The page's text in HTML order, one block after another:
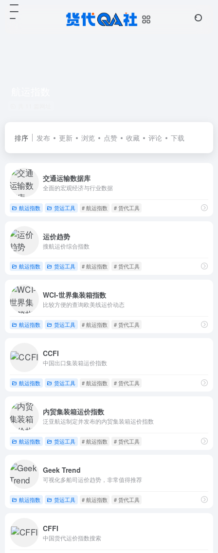
排序 发布 更新 浏览 点赞 收藏 评论 下载
交通运输数据库
全面的宏观经济与行业数据
航运指数 货运工具 # 航运指数 # 货代工具
运价趋势
搜航运价综合指数
航运指数 货运工具 # 航运指数 # 货代工具
WCI-世界集装箱指数
比较方便的查询欧美线运价动态
航运指数 货运工具 # 航运指数 # 货代工具
CCFI
中国出口集装箱运价指数
航运指数 货运工具 # 航运指数 # 货代工具
内贸集装箱运价指数
泛亚航运制定并发布的内贸集装箱运价指数
航运指数 货运工具 # 航运指数 # 货代工具
Geek Trend
可视化多船司运价趋势，非常值得推荐
航运指数 货运工具 # 航运指数 # 货代工具
CFFI
中国货代运价指数搜索